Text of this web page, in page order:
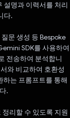
설명과 이력서를 처리
다.
문 생성 등 Bespoke
SDK를 사용하여
전송하여 분석합니
와 비교하여 호환성
하는 프롬프트를 통해
.
리할 수 있도록 지원